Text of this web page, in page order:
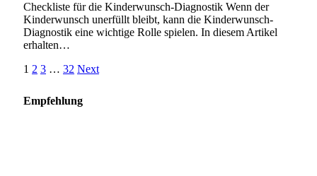
Checkliste für die Kinderwunsch-Diagnostik Wenn der
Kinderwunsch unerfüllt bleibt, kann die Kinderwunsch-
Diagnostik eine wichtige Rolle spielen. In diesem Artikel
erhalten…
1 2 3 … 32 Next
Empfehlung